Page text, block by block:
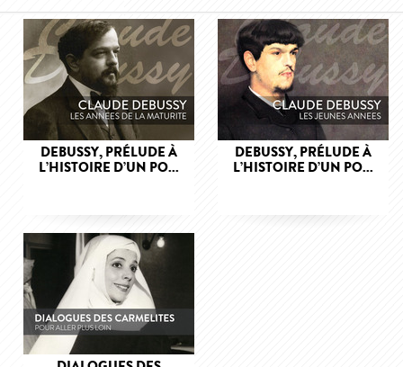
DEBUSSY, PRÉLUDE À
L’HISTOIRE D’UN PO...
DEBUSSY, PRÉLUDE À
L’HISTOIRE D’UN PO...